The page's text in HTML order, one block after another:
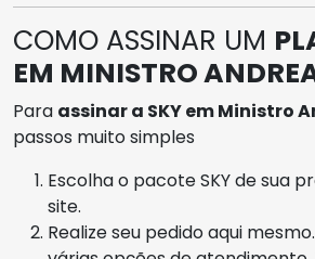
COMO ASSINAR UM
EM MINISTRO
Para assinar a SKY em Ministro
passos muito simples
Escolha o pacote SKY de sua
site.
Realize seu pedido aqui